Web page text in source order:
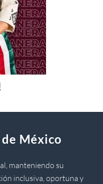
México
manteniendo su
inclusiva, oportuna y